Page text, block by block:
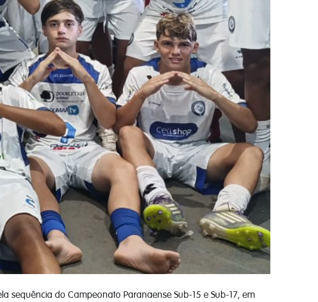
sequência do Campeonato Paranaense Sub-15 e Sub-17, em